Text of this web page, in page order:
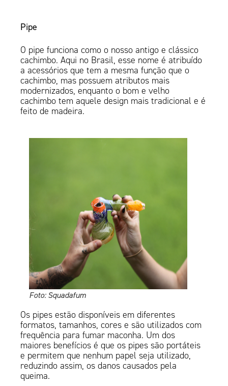
Pipe
O pipe funciona como o nosso antigo e clássico
cachimbo. Aqui no Brasil, esse nome é atribuído
a acessórios que tem a mesma função que o
cachimbo, mas possuem atributos mais
modernizados, enquanto o bom e velho
cachimbo tem aquele design mais tradicional e é
feito de madeira.
Foto: Squadafum
Os pipes estão disponíveis em diferentes
formatos, tamanhos, cores e são utilizados com
frequência para fumar maconha. Um dos
maiores benefícios é que os pipes são portáteis
e permitem que nenhum papel seja utilizado,
reduzindo assim, os danos causados pela
queima.